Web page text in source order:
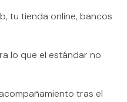
tu tienda online, bancos
lo que el estándar no
tras el